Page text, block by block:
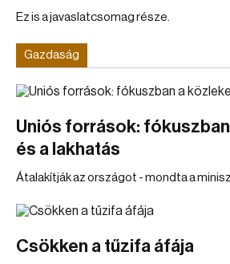
Ez is a javaslatcsomag része.
Gazdaság
Uniós források:
és a lakhatás
Átalakítják az országot - mondta a
Csökken a tűzifa áfája